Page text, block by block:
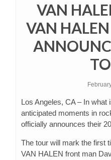
VAN
VAN
Los Angeles, CA – In what
anticipated moments in
officially announces their
The tour will mark the first
VAN HALEN front man